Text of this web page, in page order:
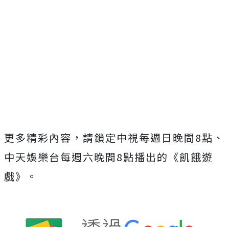
更多精彩內容，請鎖定中視每週日晚間8點、
中天娛樂台每週六晚間8點播出的《飢餓遊
戲》。